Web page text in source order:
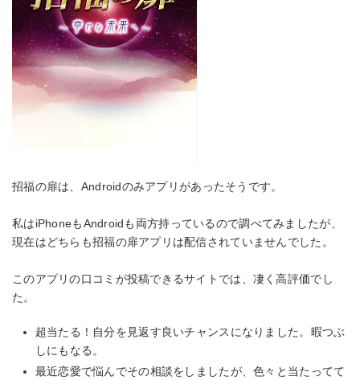
招福の扉は、Androidのみアプリがあったそうです。
私はiPhoneもAndroidも両方持っているので調べてみましたが、
現在はどちらも招福の扉アプリは配信されていませんでした。
このアプリの口コミが投稿できるサイトでは、凄く高評価でし
た。
超当たる！自分を見返す良いチャンスになりました。暇つぶ
しにもなる。
最近恋愛で悩んでその相談をしましたが、色々と当たってて